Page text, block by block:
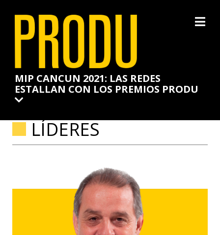
MIP CANCUN 2021: LAS REDES
ESTALLAN CON LOS PREMIOS PRODU
×
LÍDERES